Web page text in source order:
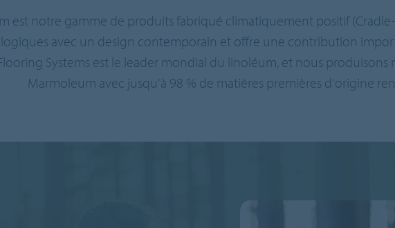
est notre gamme de produits fabriqué climatiquement positif
avec un design contemporain et offre une contribution
Systems est le leader mondial du linoléum, et nous produisons
Marmoleum avec jusqu'à 98 % de matières premières d'origine